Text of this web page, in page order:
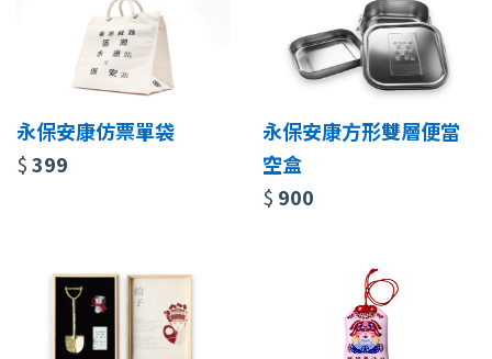
永保安康仿票單袋
$399
永保安康方形雙層便當
空盒
$ 900